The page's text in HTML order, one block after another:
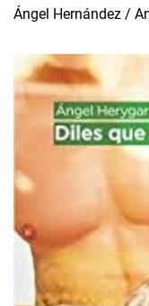
Ángel Hernández /